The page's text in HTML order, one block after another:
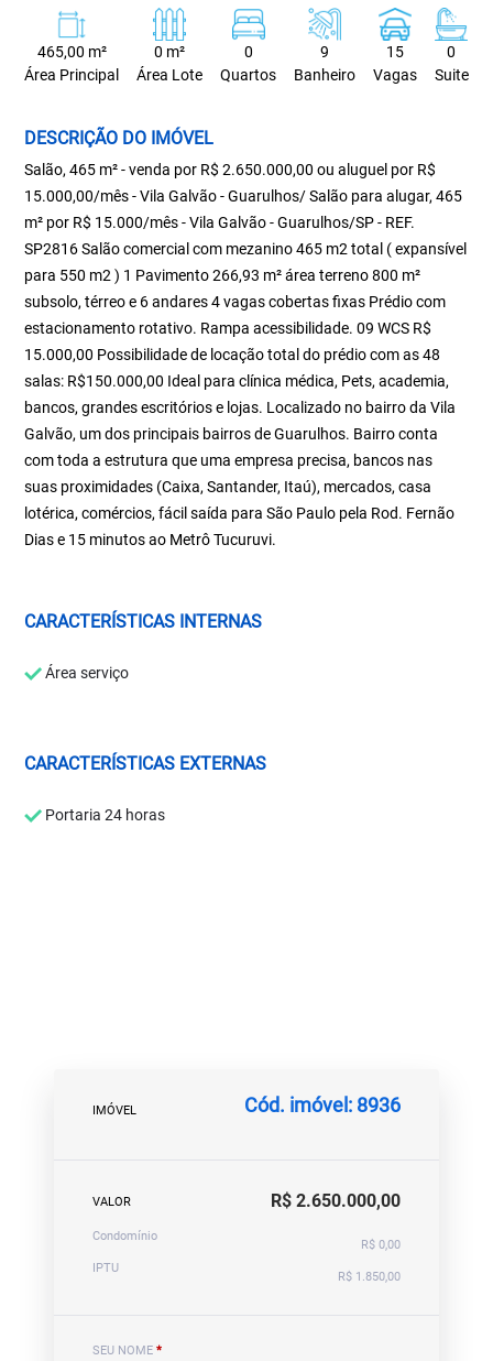
465,00 m²
Área Principal
0 m²
Área Lote
0
Quartos
9
Banheiro
15
Vagas
0
Suite
DESCRIÇÃO DO IMÓVEL
Salão, 465 m² - venda por R$ 2.650.000,00 ou aluguel por R$
15.000,00/mês - Vila Galvão - Guarulhos/ Salão para alugar, 465
m² por R$ 15.000/mês - Vila Galvão - Guarulhos/SP - REF.
SP2816 Salão comercial com mezanino 465 m2 total ( expansível
para 550 m2 ) 1 Pavimento 266,93 m² área terreno 800 m²
subsolo, térreo e 6 andares 4 vagas cobertas fixas Prédio com
estacionamento rotativo. Rampa acessibilidade. 09 WCS R$
15.000,00 Possibilidade de locação total do prédio com as 48
salas: R$150.000,00 Ideal para clínica médica, Pets, academia,
bancos, grandes escritórios e lojas. Localizado no bairro da Vila
Galvão, um dos principais bairros de Guarulhos. Bairro conta
com toda a estrutura que uma empresa precisa, bancos nas
suas proximidades (Caixa, Santander, Itaú), mercados, casa
lotérica, comércios, fácil saída para São Paulo pela Rod. Fernão
Dias e 15 minutos ao Metrô Tucuruvi.
CARACTERÍSTICAS INTERNAS
Área serviço
CARACTERÍSTICAS EXTERNAS
Portaria 24 horas
IMÓVEL Cód. imóvel: 8936
VALOR R$ 2.650.000,00
Condomínio
R$ 0,00
IPTU
R$ 1.850,00
SEU NOME *